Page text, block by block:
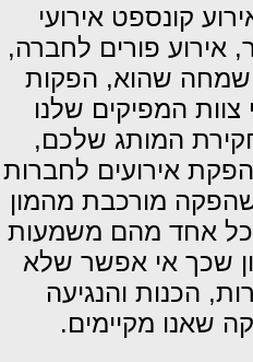
קונספט אירועי
אירוע פורים לחברה,
שמחה שהוא, הפקות
צוות המפיקים שלנו
המותג שלכם,
אירועים לחברות
שהפקה מורכבת מהמון
אחד מהם משמעות
שכך אי אפשר שלא
הכנות והנגיעה
שאנו מקיימים.